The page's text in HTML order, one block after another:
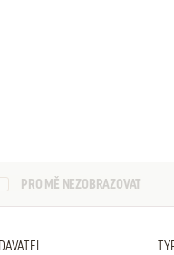
PRO MĚ NEZOBRAZOVAT